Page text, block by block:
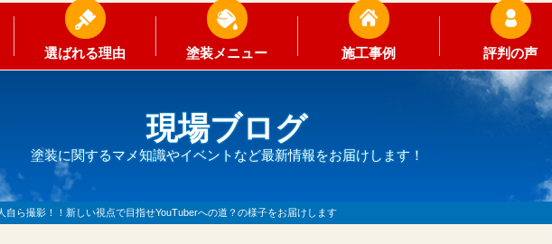
選ばれる理由 塗装メニュー 施工事例 評判の声
現場ブログ
塗装に関するマメ知識やイベントなど最新情報をお届けします！
自ら撮影！！新しい視点で目指せYouTuberへの道？の様子をお届けします